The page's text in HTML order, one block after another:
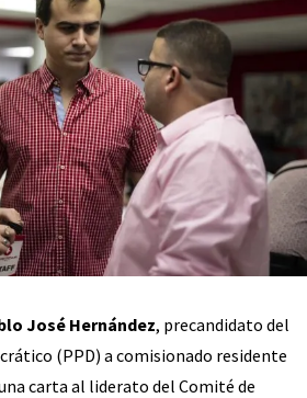
José Hernández, precandidato del
(PPD) a comisionado residente
carta al liderato del Comité de